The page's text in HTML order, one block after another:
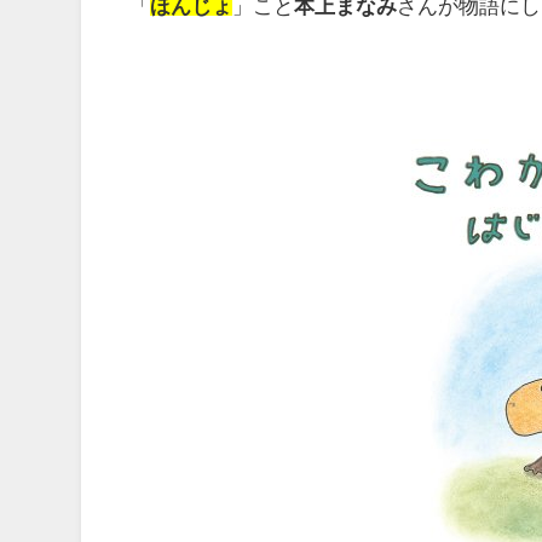
「 ほんじょ 」こと本上まなみさんが物語に